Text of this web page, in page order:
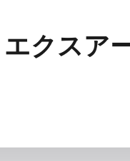
クスア